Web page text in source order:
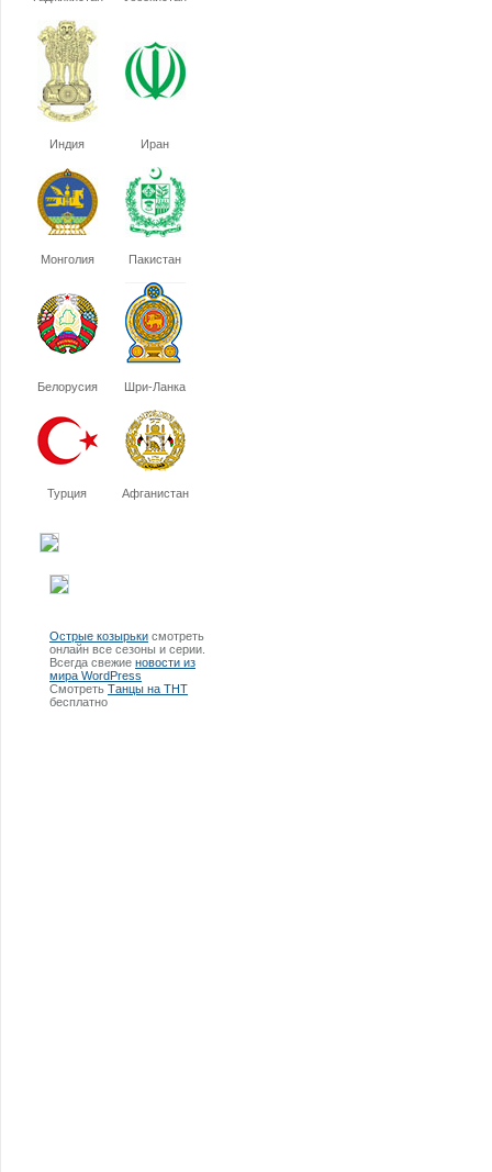
Индия Иран
Монголия Пакистан
Белорусия Шри-Ланка
Турция Афганистан
Острые козырьки смотреть
онлайн все сезоны и серии.
Всегда свежие новости из
мира WordPress
Смотреть Танцы на ТНТ
бесплатно